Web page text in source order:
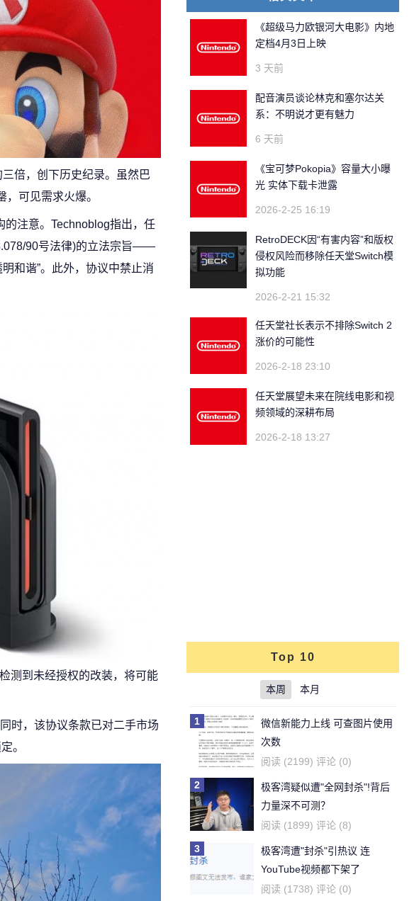
倍，创下历史纪录。虽然巴
可见需求火爆。
注意。Technoblog指出，任
90号法律)的立法宗旨——
和谐”。此外，协议中禁止消
测到未经授权的改装，将可能
时，该协议条款已对二手市场
。
《超级马力欧银河大电影》内地
定档4月3日上映
3 天前
配音演员谈论林克和塞尔达关
系：不明说才更有魅力
6 天前
《宝可梦Pokopia》容量大小曝
光 实体下载卡泄露
2026-2-25 16:19
RetroDECK因“有害内容”和版权
侵权风险而移除任天堂Switch模
拟功能
2026-2-21 15:32
任天堂社长表示不排除Switch 2
涨价的可能性
2026-2-18 23:10
任天堂展望未来在院线电影和视
频领域的深耕布局
2026-2-18 13:27
Top 10
本周 本月
1
微信新能力上线 可查图片使用
次数
阅读 (2199) 评论 (0)
2
极客湾疑似遭"全网封杀"!背后
力量深不可测？
阅读 (1899) 评论 (8)
3
极客湾遭"封杀"引热议 连
YouTube视频都下架了
阅读 (1738) 评论 (0)